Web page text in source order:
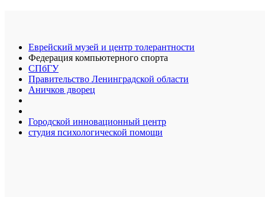
Еврейский музей и центр толерантности
Федерация компьютерного спорта
СПбГУ
Правительство Ленинградской области
Аничков дворец
Городской инновационный центр
студия психологической помощи